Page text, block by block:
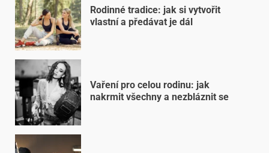
Rodinné tradice: jak si vytvořit
vlastní a předávat je dál
Vaření pro celou rodinu: jak
nakrmit všechny a nezbláznit se